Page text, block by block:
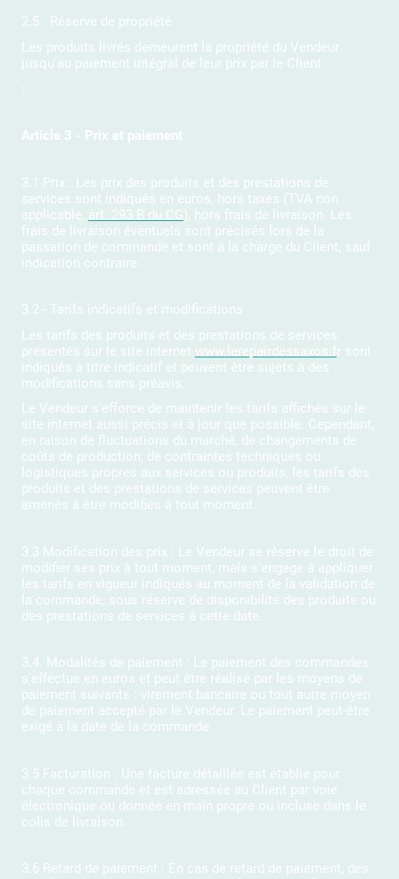
2.5. Réserve de propriété
Les produits livrés demeurent la propriété du Vendeur
jusqu'au paiement intégral de leur prix par le Client
Article 3 - Prix et paiement
3.1 Prix : Les prix des produits et des prestations de
services sont indiqués en euros, hors taxes (TVA non
applicable, art. 293 B du CG), hors frais de livraison. Les
frais de livraison éventuels sont précisés lors de la
passation de commande et sont à la charge du Client, sauf
indication contraire.
3.2 - Tarifs indicatifs et modifications
Les tarifs des produits et des prestations de services
présentés sur le site internet www.lerepairdessaxos.fr sont
indiqués à titre indicatif et peuvent être sujets à des
modifications sans préavis.
Le Vendeur s'efforce de maintenir les tarifs affichés sur le
site internet aussi précis et à jour que possible. Cependant,
en raison de fluctuations du marché, de changements de
coûts de production, de contraintes techniques ou
logistiques propres aux services ou produits, les tarifs des
produits et des prestations de services peuvent être
amenés à être modifiés à tout moment.
3.3 Modification des prix : Le Vendeur se réserve le droit de
modifier ses prix à tout moment, mais s'engage à appliquer
les tarifs en vigueur indiqués au moment de la validation de
la commande, sous réserve de disponibilité des produits ou
des prestations de services à cette date.
3.4. Modalités de paiement : Le paiement des commandes
s'effectue en euros et peut être réalisé par les moyens de
paiement suivants : virement bancaire ou tout autre moyen
de paiement accepté par le Vendeur. Le paiement peut-être
exigé à la date de la commande.
3.5 Facturation : Une facture détaillée est établie pour
chaque commande et est adressée au Client par voie
électronique ou donnée en main propre ou incluse dans le
colis de livraison.
3.6 Retard de paiement : En cas de retard de paiement, des